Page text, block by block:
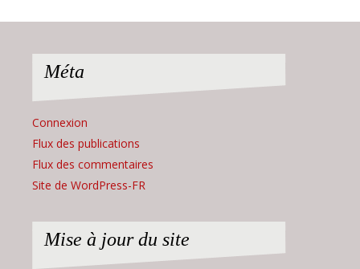
Méta
Connexion
Flux des publications
Flux des commentaires
Site de WordPress-FR
Mise à jour du site